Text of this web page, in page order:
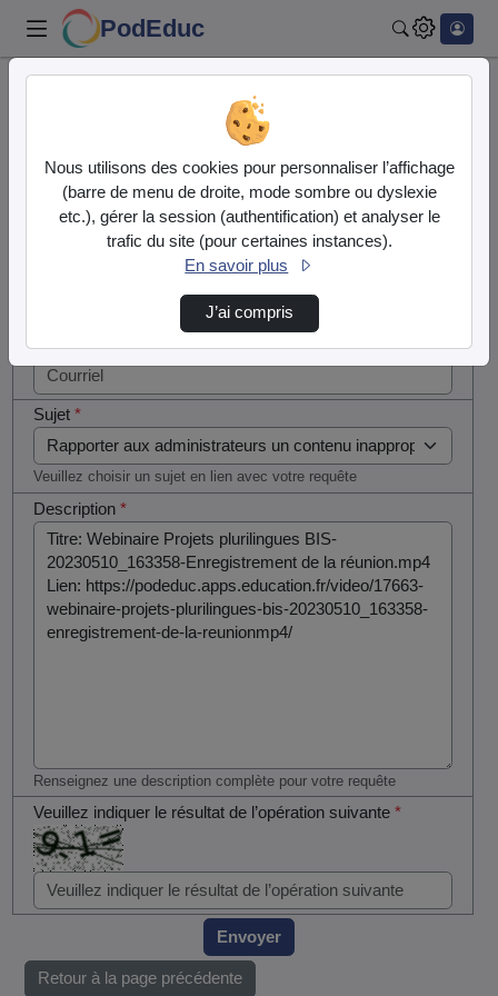
PodEduc
Contactez nous
Votre message
Courriel*
Sujet*
Veuillez choisir un sujet en lien avec votre requête
Description*
Renseignez une description complète pour votre requête
Veuillez indiquer le résultat de l’opération suivante*
si vous
êtes un
humain en
Envoyer
Retour à la page précédente
Nous utilisons des cookies pour personnaliser l’affichage
(barre de menu de droite, mode sombre ou dyslexie
etc.), gérer la session (authentification) et analyser le
trafic du site (pour certaines instances).
En savoir plus
J’ai compris